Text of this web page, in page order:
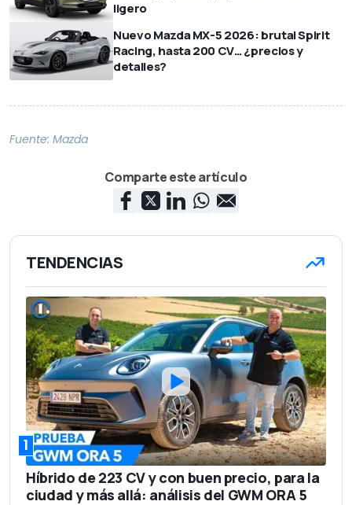
ligero
Nuevo Mazda MX-5 2026: brutal Spirit
Racing, hasta 200 CV… ¿precios y
detalles?
Fuente: Mazda
Comparte este artículo
TENDENCIAS
1
Híbrido de 223 CV y con buen precio, para la
ciudad y más allá: análisis del GWM ORA 5